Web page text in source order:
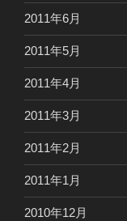
2011年6月
2011年5月
2011年4月
2011年3月
2011年2月
2011年1月
2010年12月